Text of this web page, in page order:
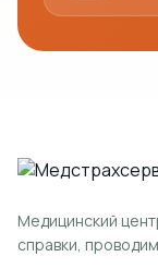
Медицинский
справки,